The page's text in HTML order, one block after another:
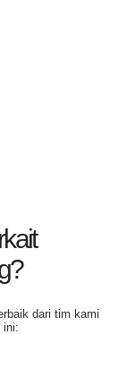
dari tim kami
ini: